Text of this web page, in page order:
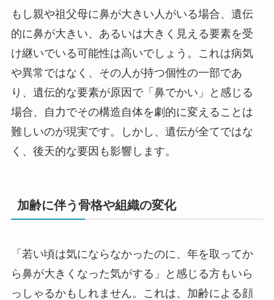
もし親や祖父母に鼻が大きい人がいる場合、遺伝
的に鼻が大きい、あるいは大きく見える要素を受
け継いでいる可能性は高いでしょう。これは病気
や異常ではなく、その人が持つ個性の一部であ
り、遺伝的な要素が原因で「鼻でかい」と感じる
場合、自力でその構造自体を劇的に変えることは
難しいのが現実です。しかし、遺伝が全てではな
く、後天的な要因も影響します。
加齢に伴う骨格や組織の変化
「若い頃は気にならなかったのに、年を取ってか
ら鼻が大きくなった気がする」と感じる方もいら
っしゃるかもしれません。これは、加齢による顔